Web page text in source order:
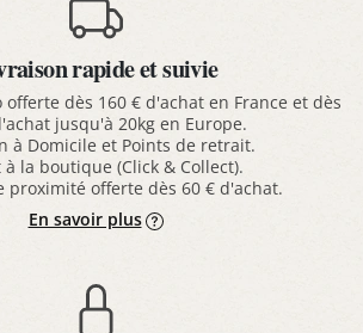
rapide et suivie
offerte dès 160 € d'achat en France et dès
jusqu'à 20kg en Europe.
à Domicile et Points de retrait.
à la boutique (Click & Collect).
proximité offerte dès 60 € d'achat.
En savoir plus